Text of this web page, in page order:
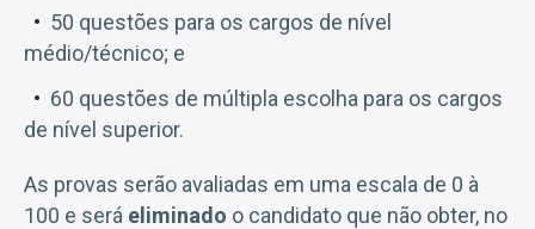
50 questões para os cargos de nível
médio/técnico; e
60 questões de múltipla escolha para os cargos
de nível superior.
As provas serão avaliadas em uma escala de 0 à
100 e será eliminado o candidato que não obter, no